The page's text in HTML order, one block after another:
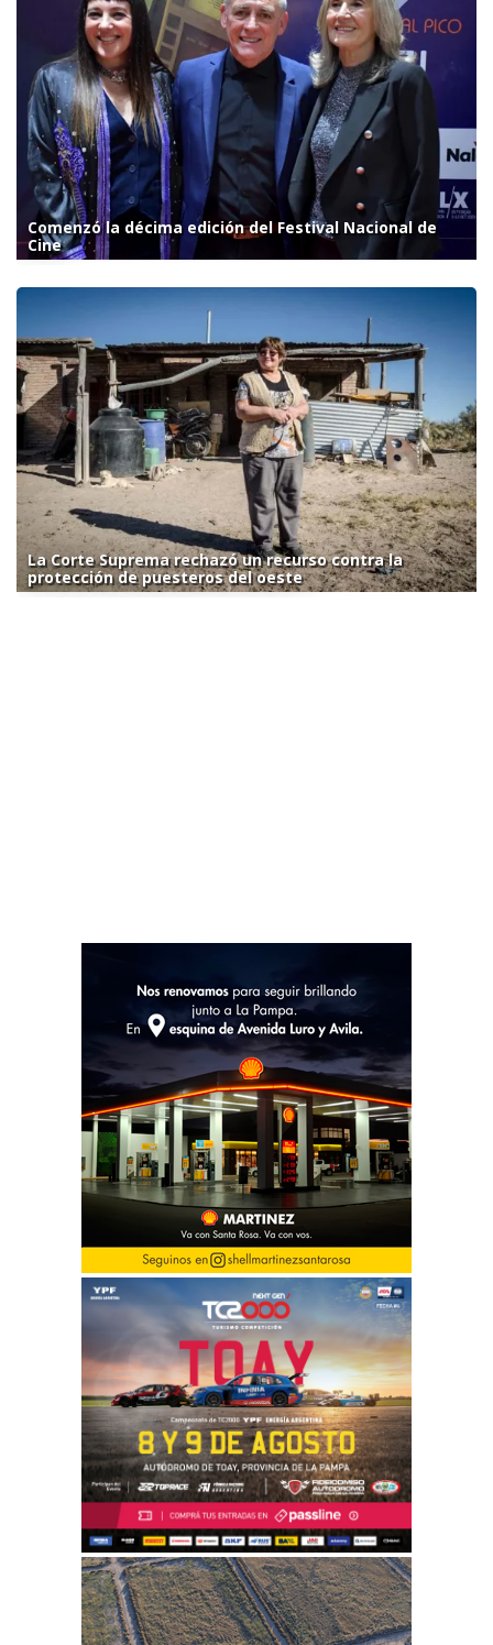
Comenzó la décima edición del Festival Nacional de
Cine
La Corte Suprema rechazó un recurso contra la
protección de puesteros del oeste